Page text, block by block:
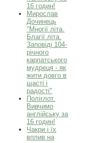
16 годин!
Мирослав
Дочинець
"Многії літа.
Благії літа.
Заповіді 104-
річного
карпатського
мудреця - як
жити довго в
щасті і
радості"
Поліглот.
Вивчимо
англійську за
16 годин!
Чакри і їх
вплив на